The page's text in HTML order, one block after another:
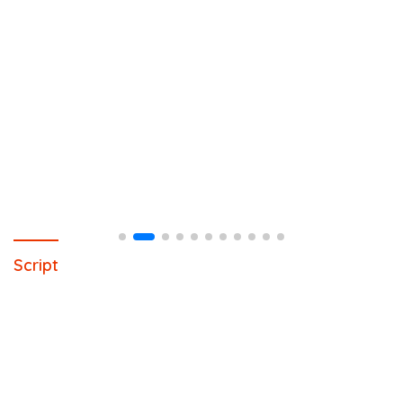
Script